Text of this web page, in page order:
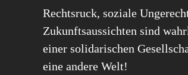
Rechtsruck, soziale
Zukunftsaussichten sind
einer solidarischen
eine andere Welt!